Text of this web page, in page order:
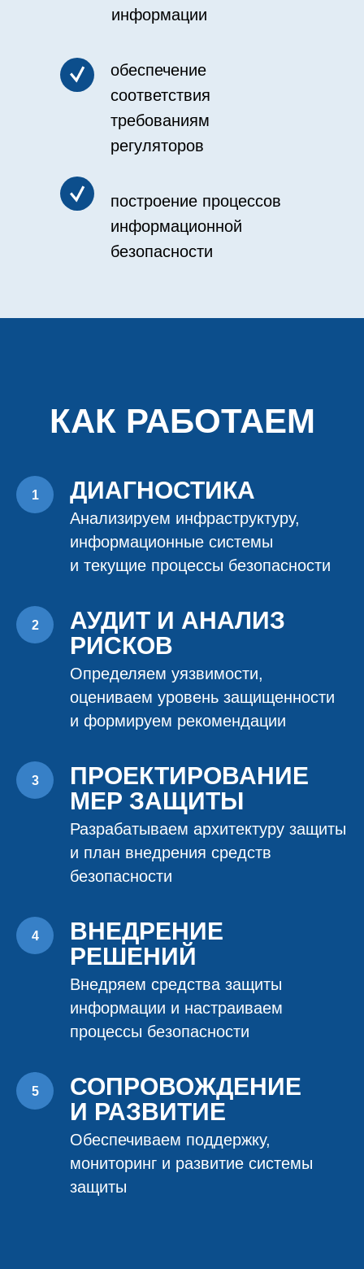
обеспечение
соответствия
требованиям
регуляторов
информации
построение процессов
информационной
безопасности
КАК РАБОТАЕМ
ДИАГНОСТИКА
Анализируем инфраструктуру,
информационные системы
и текущие процессы безопасности
АУДИТ И АНАЛИЗ
РИСКОВ
Определяем уязвимости,
оцениваем уровень защищенности
и формируем рекомендации
ПРОЕКТИРОВАНИЕ
МЕР ЗАЩИТЫ
Разрабатываем архитектуру защиты
и план внедрения средств
безопасности
ВНЕДРЕНИЕ
РЕШЕНИЙ
Внедряем средства защиты
информации и настраиваем
процессы безопасности
СОПРОВОЖДЕНИЕ
И РАЗВИТИЕ
Обеспечиваем поддержку,
мониторинг и развитие системы
защиты